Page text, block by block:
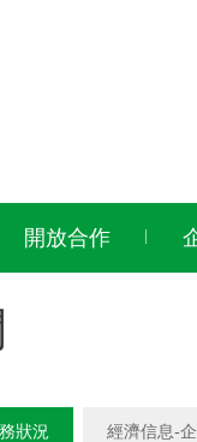
開放合作
狀況 經濟信息-